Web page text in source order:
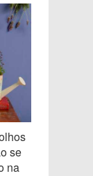
se
na